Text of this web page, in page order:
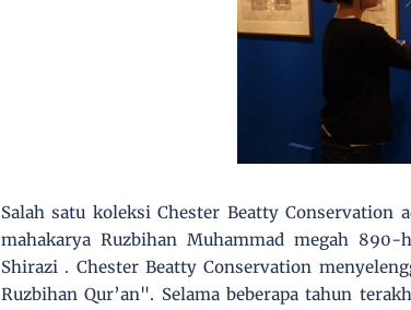
Salah satu koleksi Chester Beatty
mahakarya Ruzbihan Muhammad megah
Shirazi . Chester Beatty Conservation
Ruzbihan Qur’an". Selama beberapa tahun